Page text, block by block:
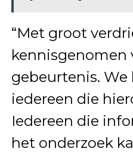
“Met groot
kennisgenomen
gebeurtenis.
iedereen die
Iedereen die
het onderzoek